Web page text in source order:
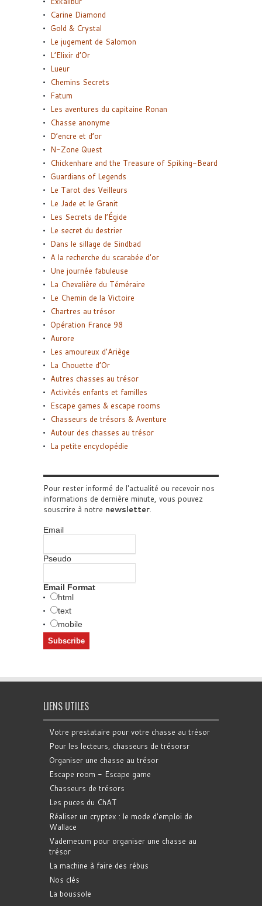
Carine Diamond
Gold & Crystal
Le jugement de Salomon
L’Elixir d’Or
Lueur
Chemins Secrets
Fatum
Les aventures du capitaine Ronan
Chasse anonyme
D’encre et d’or
N-Zone Quest
Chickenhare and the Treasure of Spiking-Beard
Guardians of Legends
Le Tarot des Veilleurs
Le Jade et le Granit
Les Secrets de l’Égide
Le secret du destrier
Dans le sillage de Sindbad
A la recherche du scarabée d’or
Une journée fabuleuse
La Chevalière du Téméraire
Le Chemin de la Victoire
Chartres au trésor
Opération France 98
Aurore
Les amoureux d’Ariège
La Chouette d’Or
Autres chasses au trésor
Activités enfants et familles
Escape games & escape rooms
Chasseurs de trésors & Aventure
Autour des chasses au trésor
La petite encyclopédie
Pour rester informé de l'actualité ou recevoir nos
informations de dernière minute, vous pouvez
souscrire à notre newsletter.
Email
Pseudo
Email Format
html
text
mobile
LIENS UTILES
Votre prestataire pour votre chasse au trésor
Pour les lecteurs, chasseurs de trésorsr
Organiser une chasse au trésor
Escape room - Escape game
Chasseurs de trésors
Les puces du ChAT
Réaliser un cryptex : le mode d'emploi de
Wallace
Vademecum pour organiser une chasse au
trésor
La machine à faire des rébus
Nos clés
La boussole